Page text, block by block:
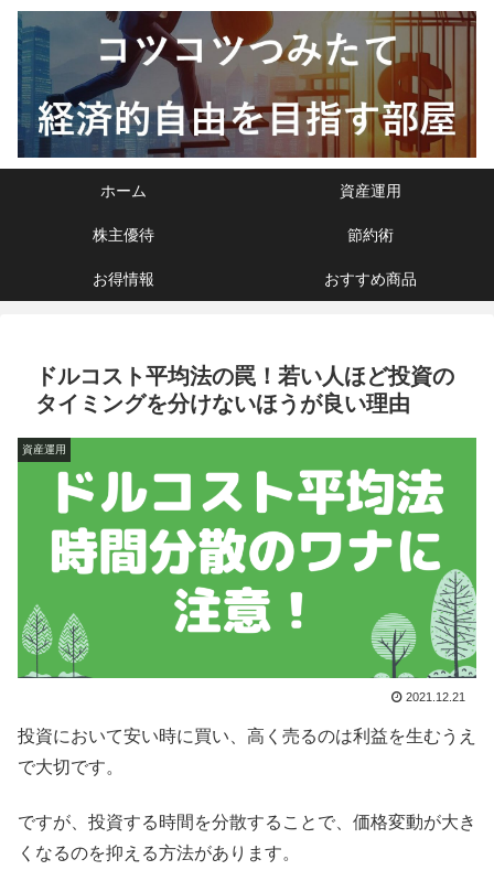
ホーム 資産運用
株主優待 節約術
お得情報 おすすめ商品
ドルコスト平均法の罠！若い人ほど投資の
タイミングを分けないほうが良い理由
資産運用
2021.12.21
投資において安い時に買い、高く売るのは利益を生むうえ
で大切です。
ですが、投資する時間を分散することで、価格変動が大き
くなるのを抑える方法があります。